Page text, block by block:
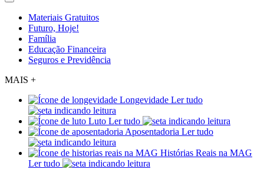
Materiais Gratuitos
Futuro, Hoje!
Família
Educação Financeira
Seguros e Previdência
MAIS +
Longevidade Ler tudo
Luto Ler tudo
Aposentadoria Ler tudo
Histórias Reais na MAG
Ler tudo